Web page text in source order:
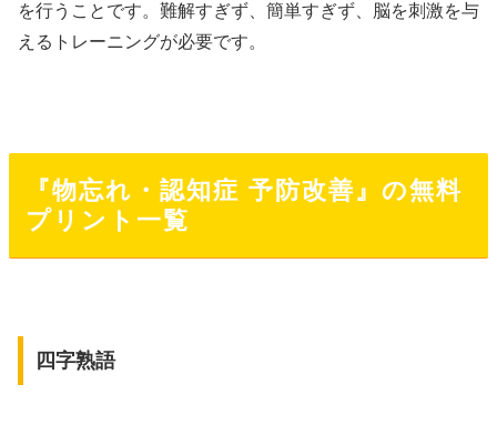
を行うことです。難解すぎず、簡単すぎず、脳を刺激を与
えるトレーニングが必要です。
『物忘れ・認知症 予防改善』の無料
プリント一覧
四字熟語